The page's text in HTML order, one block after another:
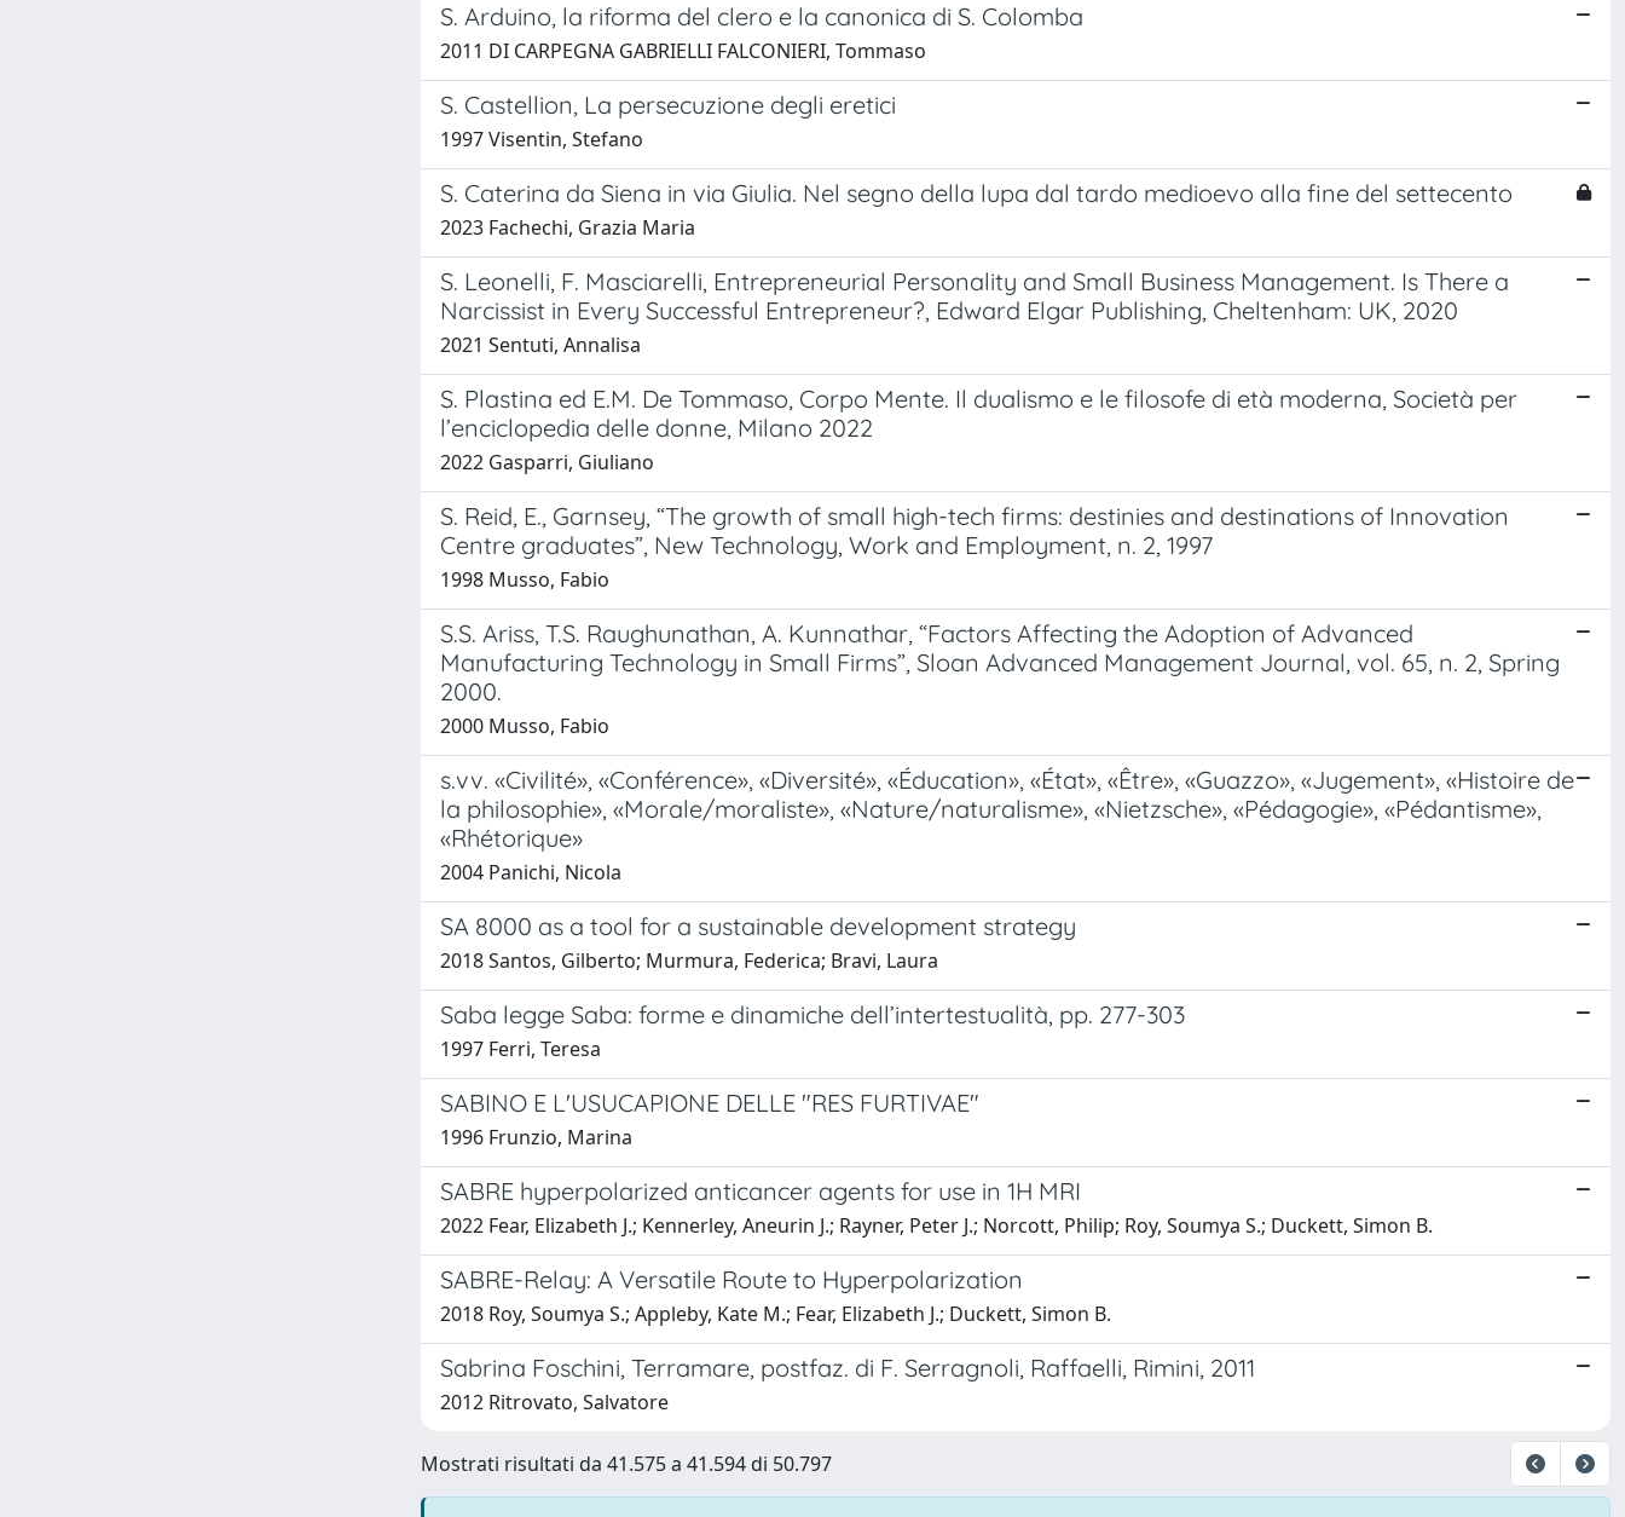
S. Arduino, la riforma del clero e la canonica di S. Colomba
2011 DI CARPEGNA GABRIELLI FALCONIERI, Tommaso
S. Castellion, La persecuzione degli eretici
1997 Visentin, Stefano
S. Caterina da Siena in via Giulia. Nel segno della lupa dal tardo medioevo alla fine del settecento
2023 Fachechi, Grazia Maria
S. Leonelli, F. Masciarelli, Entrepreneurial Personality and Small Business Management. Is There a
Narcissist in Every Successful Entrepreneur?, Edward Elgar Publishing, Cheltenham: UK, 2020
2021 Sentuti, Annalisa
S. Plastina ed E.M. De Tommaso, Corpo Mente. Il dualismo e le filosofe di età moderna, Società per
l’enciclopedia delle donne, Milano 2022
2022 Gasparri, Giuliano
S. Reid, E., Garnsey, “The growth of small high-tech firms: destinies and destinations of Innovation
Centre graduates”, New Technology, Work and Employment, n. 2, 1997
1998 Musso, Fabio
S.S. Ariss, T.S. Raughunathan, A. Kunnathar, “Factors Affecting the Adoption of Advanced
Manufacturing Technology in Small Firms”, Sloan Advanced Management Journal, vol. 65, n. 2, Spring
2000.
2000 Musso, Fabio
s.vv. «Civilité», «Conférence», «Diversité», «Éducation», «État», «Être», «Guazzo», «Jugement», «Histoire de
la philosophie», «Morale/moraliste», «Nature/naturalisme», «Nietzsche», «Pédagogie», «Pédantisme»,
«Rhétorique»
2004 Panichi, Nicola
SA 8000 as a tool for a sustainable development strategy
2018 Santos, Gilberto; Murmura, Federica; Bravi, Laura
Saba legge Saba: forme e dinamiche dell’intertestualità, pp. 277-303
1997 Ferri, Teresa
SABINO E L'USUCAPIONE DELLE "RES FURTIVAE"
1996 Frunzio, Marina
SABRE hyperpolarized anticancer agents for use in 1H MRI
2022 Fear, Elizabeth J.; Kennerley, Aneurin J.; Rayner, Peter J.; Norcott, Philip; Roy, Soumya S.; Duckett, Simon B.
SABRE-Relay: A Versatile Route to Hyperpolarization
2018 Roy, Soumya S.; Appleby, Kate M.; Fear, Elizabeth J.; Duckett, Simon B.
Sabrina Foschini, Terramare, postfaz. di F. Serragnoli, Raffaelli, Rimini, 2011
2012 Ritrovato, Salvatore
Mostrati risultati da 41.575 a 41.594 di 50.797